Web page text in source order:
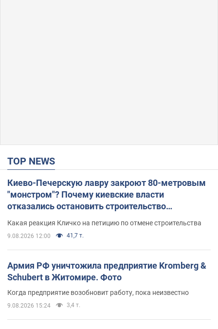
TOP NEWS
Киево-Печерскую лавру закроют 80-метровым
"монстром"? Почему киевские власти
отказались остановить строительство
Какая реакция Кличко на петицию по отмене строительства
9.08.2026 12:00 41,7 т.
Армия РФ уничтожила предприятие Kromberg &
Schubert в Житомире. Фото
Когда предприятие возобновит работу, пока неизвестно
9.08.2026 15:24 3,4 т.